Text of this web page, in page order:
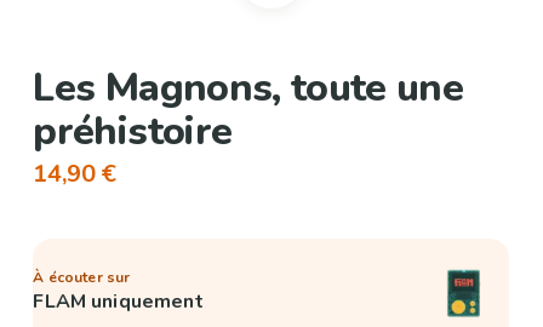
Les Magnons, toute une
préhistoire
14,90 €
À écouter sur
FLAM uniquement